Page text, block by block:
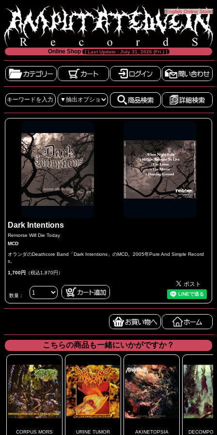
[English Online Store]
Online Shop [ Last Update : July 31, 2026 (Fri.) ]
Dark Intentions
Remorse Will Die Today
MCD
オランダのDeathcore Band「Dark Intentions」のMCD。2005年Pure And Simple Record
s。
1,700円 （税込1,870円）
数量：
こちらの商品も一緒にいかがですか？
CORPUS MORS URINE TUMOR AKINETOPSIA